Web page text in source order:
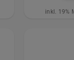
inkl. 19%